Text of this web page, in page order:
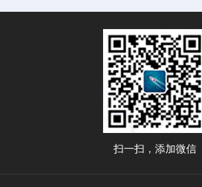
扫一扫，添加微信